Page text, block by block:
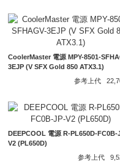
CoolerMaster 電源 MPY-8501-
3EJP (V SFX Gold 850 ATX3.1)
参考上代
DEEPCOOL 電源 R-PL650D-FC0B-
V2 (PL650D)
参考上代